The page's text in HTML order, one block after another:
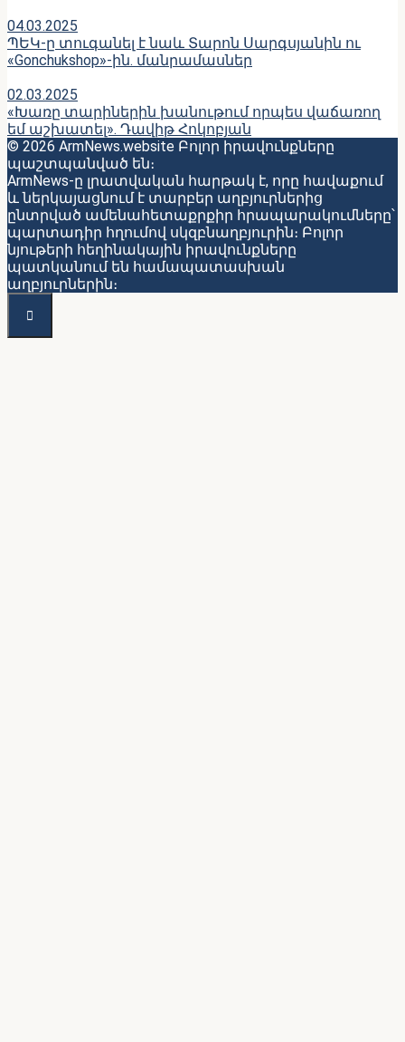
04.03.2025
ՊԵԿ-ը տուգանել է նաև Տարոն Սարգսյանին ու
«Gonchukshop»-ին. մանրամասներ
02.03.2025
«Խառը տարիներին խանութում որպես վաճառող
եմ աշխատել». Դավիթ Հոկոբյան
© 2026 ArmNews.website Բոլոր իրավունքները
պաշտպանված են։
ArmNews-ը լրատվական հարթակ է, որը հավաքում
և ներկայացնում է տարբեր աղբյուրներից
ընտրված ամենահետաքրքիր հրապարակումները՝
պարտադիր հղումով սկզբնաղբյուրին։ Բոլոր
նյութերի հեղինակային իրավունքները
պատկանում են համապատասխան
աղբյուրներին։